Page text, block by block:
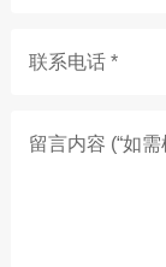
联系电话 *
留言内容 (“如